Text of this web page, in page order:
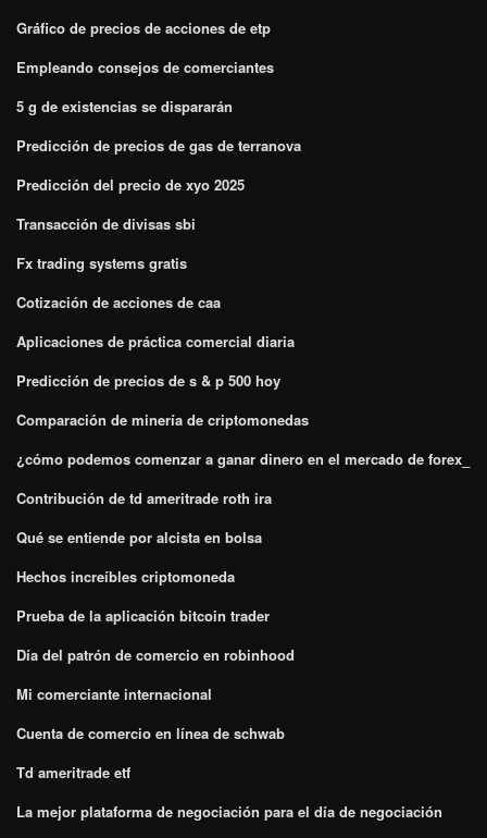
Gráfico de precios de acciones de etp
Empleando consejos de comerciantes
5 g de existencias se dispararán
Predicción de precios de gas de terranova
Predicción del precio de xyo 2025
Transacción de divisas sbi
Fx trading systems gratis
Cotización de acciones de caa
Aplicaciones de práctica comercial diaria
Predicción de precios de s & p 500 hoy
Comparación de minería de criptomonedas
¿cómo podemos comenzar a ganar dinero en el mercado de forex_
Contribución de td ameritrade roth ira
Qué se entiende por alcista en bolsa
Hechos increíbles criptomoneda
Prueba de la aplicación bitcoin trader
Día del patrón de comercio en robinhood
Mi comerciante internacional
Cuenta de comercio en línea de schwab
Td ameritrade etf
La mejor plataforma de negociación para el día de negociación